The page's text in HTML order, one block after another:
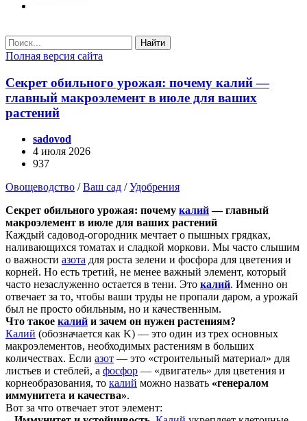
Найти
Полная версия сайта
Секрет обильного урожая: почему калий —
главный макроэлемент в июле для ваших
растений
sadovod
4 июля 2026
937
Овощеводство /Ваш сад /Удобрения
Секрет обильного урожая: почему калий— главный
макроэлемент в июле для ваших растений
Каждый садовод-огородник мечтает о пышных грядках,
наливающихся томатах и сладкой моркови. Мы часто слышим
о важности азота для роста зелени и фосфора для цветения и
корней. Но есть третий, не менее важный элемент, который
часто незаслуженно остается в тени. Это калий. Именно он
отвечает за то, чтобы ваши труды не пропали даром, а урожай
был не просто обильным, но и качественным.
Что такое калий и зачем он нужен растениям?
Калий (обозначается как K) — это один из трех основных
макроэлементов, необходимых растениям в больших
количествах. Если азот — это «строительный материал» для
листьев и стеблей, а фосфор — «двигатель» для цветения и
корнеобразования, то калий можно назвать «генералом
иммунитета и качества».
Вот за что отвечает этот элемент: